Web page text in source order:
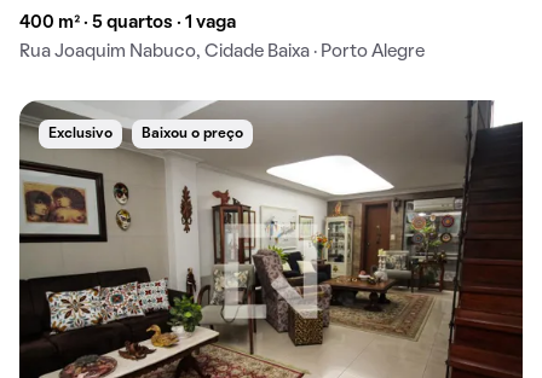
400 m² · 5 quartos · 1 vaga
Rua Joaquim Nabuco, Cidade Baixa · Porto Alegre
Exclusivo Baixou o preço